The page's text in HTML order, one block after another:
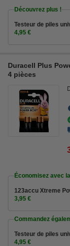
Découvrez plus !
Testeur de piles
4,95 €
Duracell Plus
4 pièces
Économisez avec
123accu Xtreme
3,95 €
Commandez
Testeur de piles
4,95 €